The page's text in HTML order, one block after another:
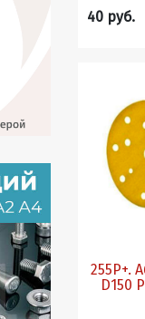
40 руб.
255Р+.
D150 P 320 15